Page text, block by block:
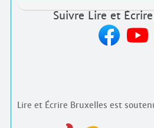
Suivre Lire et
Lire et Écrire Bruxelles est